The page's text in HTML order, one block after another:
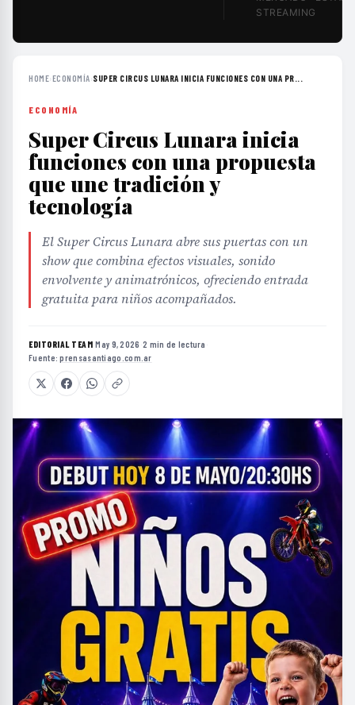
STREAMING
HOME›ECONOMÍA›SUPER CIRCUS LUNARA INICIA FUNCIONES CON UNA PR...
ECONOMÍA
Super Circus Lunara inicia
funciones con una propuesta
que une tradición y
tecnología
El Super Circus Lunara abre sus puertas con un
show que combina efectos visuales, sonido
envolvente y animatrónicos, ofreciendo entrada
gratuita para niños acompañados.
EDITORIAL TEAM·May 9, 2026 ·2 min de lectura ·
Fuente:prensasantiago.com.ar